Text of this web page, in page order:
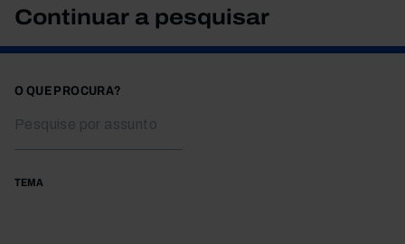
Continuar a pesquisar
O QUE PROCURA?
TEMA